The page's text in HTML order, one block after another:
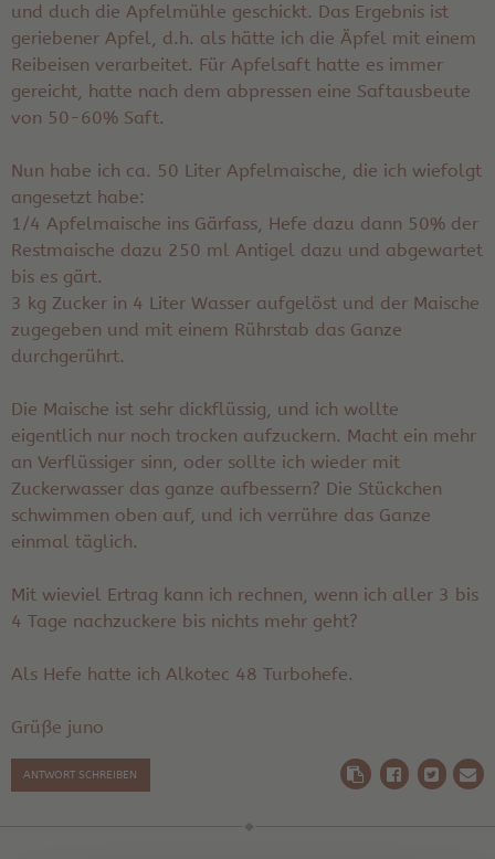
und duch die Apfelmühle geschickt. Das Ergebnis ist
geriebener Apfel, d.h. als hätte ich die Äpfel mit einem
Reibeisen verarbeitet. Für Apfelsaft hatte es immer
gereicht, hatte nach dem abpressen eine Saftausbeute
von 50-60% Saft.
Nun habe ich ca. 50 Liter Apfelmaische, die ich wiefolgt
angesetzt habe:
1/4 Apfelmaische ins Gärfass, Hefe dazu dann 50% der
Restmaische dazu 250 ml Antigel dazu und abgewartet
bis es gärt.
3 kg Zucker in 4 Liter Wasser aufgelöst und der Maische
zugegeben und mit einem Rührstab das Ganze
durchgerührt.
Die Maische ist sehr dickflüssig, und ich wollte
eigentlich nur noch trocken aufzuckern. Macht ein mehr
an Verflüssiger sinn, oder sollte ich wieder mit
Zuckerwasser das ganze aufbessern? Die Stückchen
schwimmen oben auf, und ich verrühre das Ganze
einmal täglich.
Mit wieviel Ertrag kann ich rechnen, wenn ich aller 3 bis
4 Tage nachzuckere bis nichts mehr geht?
Als Hefe hatte ich Alkotec 48 Turbohefe.
Grüße juno
ANTWORT SCHREIBEN